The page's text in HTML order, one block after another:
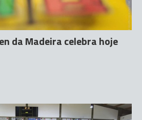
da Madeira celebra hoje